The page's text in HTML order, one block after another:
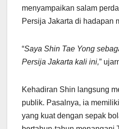
menyampaikan salam
Persija Jakarta di hadapan
“Saya Shin Tae Yong
Persija Jakarta kali ini,”
Kehadiran Shin langsung
publik. Pasalnya, ia
yang kuat dengan sepak